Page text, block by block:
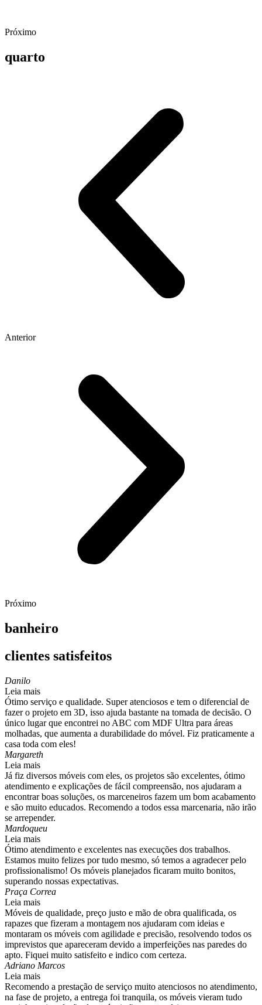
Próximo
quarto
Anterior
Próximo
banheiro
clientes satisfeitos
Danilo
Leia mais
Ótimo serviço e qualidade. Super atenciosos e tem o diferencial de
fazer o projeto em 3D, isso ajuda bastante na tomada de decisão. O
único lugar que encontrei no ABC com MDF Ultra para áreas
molhadas, que aumenta a durabilidade do móvel. Fiz praticamente a
casa toda com eles!
Margareth
Leia mais
Já fiz diversos móveis com eles, os projetos são excelentes, ótimo
atendimento e explicações de fácil compreensão, nos ajudaram a
encontrar boas soluções, os marceneiros fazem um bom acabamento
e são muito educados. Recomendo a todos essa marcenaria, não irão
se arrepender.
Mardoqueu
Leia mais
Ótimo atendimento e excelentes nas execuções dos trabalhos.
Estamos muito felizes por tudo mesmo, só temos a agradecer pelo
profissionalismo! Os móveis planejados ficaram muito bonitos,
superando nossas expectativas.
Praça Correa
Leia mais
Móveis de qualidade, preço justo e mão de obra qualificada, os
rapazes que fizeram a montagem nos ajudaram com ideias e
montaram os móveis com agilidade e precisão, resolvendo todos os
imprevistos que apareceram devido a imperfeições nas paredes do
apto. Fiquei muito satisfeito e indico com certeza.
Adriano Marcos
Leia mais
Recomendo a prestação de serviço muito atenciosos no atendimento,
na fase de projeto, a entrega foi tranquila, os móveis vieram tudo